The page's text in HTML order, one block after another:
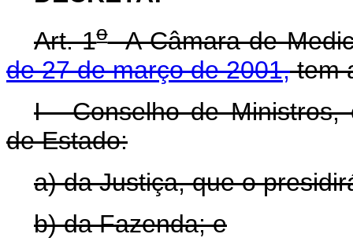
Art. 1oA Câmara de
de 27 de março de 2001,tem
I - Conselho de Ministros,
de Estado:
a) da Justiça, que o
b) da Fazenda; e